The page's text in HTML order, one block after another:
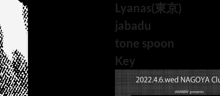
Lyanas(東京)
jabadu
tone spoon
Key